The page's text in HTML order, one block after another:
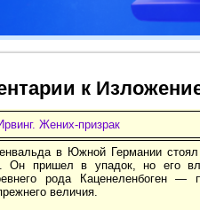
к
Жених-призрак
в Южной Германии
Он пришел в упадок, но его
рода Каценеленбоген —
величия.